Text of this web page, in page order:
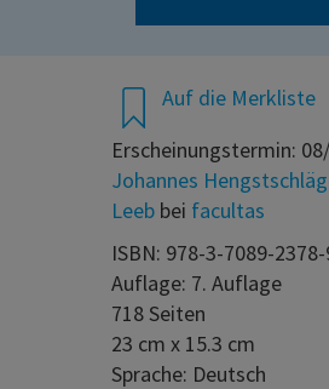
Auf die Merkliste
Erscheinungstermin:
Johannes
Leeb bei facultas
ISBN: 978-3-7089-
Auflage: 7. Auflage
718 Seiten
23 cm x 15.3 cm
Sprache: Deutsch